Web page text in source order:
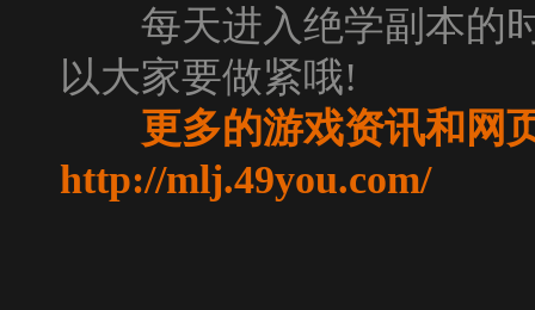
每天进入绝学副本的时
以大家要做紧哦!
更多的游戏资讯和网
http://mlj.49you.com/